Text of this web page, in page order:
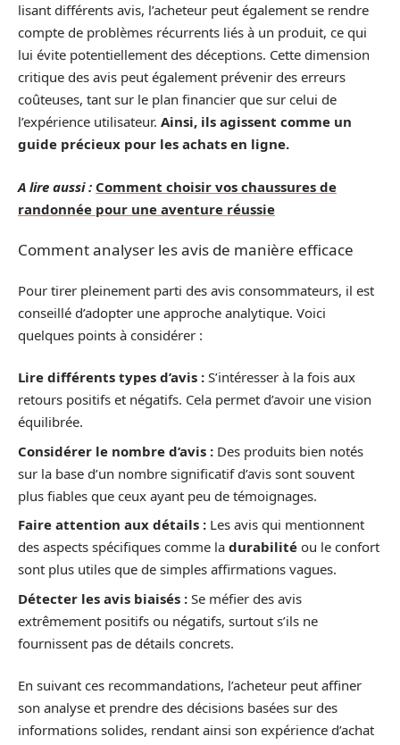
lisant différents avis, l’acheteur peut également se rendre
compte de problèmes récurrents liés à un produit, ce qui
lui évite potentiellement des déceptions. Cette dimension
critique des avis peut également prévenir des erreurs
coûteuses, tant sur le plan financier que sur celui de
l’expérience utilisateur. Ainsi, ils agissent comme un
guide précieux pour les achats en ligne.
A lire aussi : Comment choisir vos chaussures de
randonnée pour une aventure réussie
Comment analyser les avis de manière efficace
Pour tirer pleinement parti des avis consommateurs, il est
conseillé d’adopter une approche analytique. Voici
quelques points à considérer :
Lire différents types d’avis : S’intéresser à la fois aux
retours positifs et négatifs. Cela permet d’avoir une vision
équilibrée.
Considérer le nombre d’avis : Des produits bien notés
sur la base d’un nombre significatif d’avis sont souvent
plus fiables que ceux ayant peu de témoignages.
Faire attention aux détails : Les avis qui mentionnent
des aspects spécifiques comme la durabilité ou le confort
sont plus utiles que de simples affirmations vagues.
Détecter les avis biaisés : Se méfier des avis
extrêmement positifs ou négatifs, surtout s’ils ne
fournissent pas de détails concrets.
En suivant ces recommandations, l’acheteur peut affiner
son analyse et prendre des décisions basées sur des
informations solides, rendant ainsi son expérience d’achat